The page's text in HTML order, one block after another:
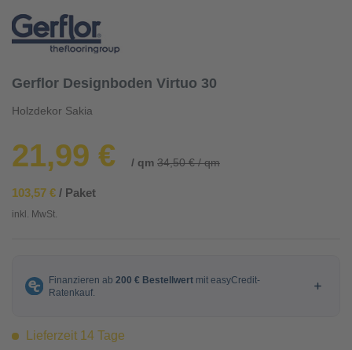
Gerflor Designboden Virtuo 30
Holzdekor Sakia
21,99 € / qm 34,50 € / qm
103,57 € / Paket
inkl. MwSt.
Lieferzeit 14 Tage